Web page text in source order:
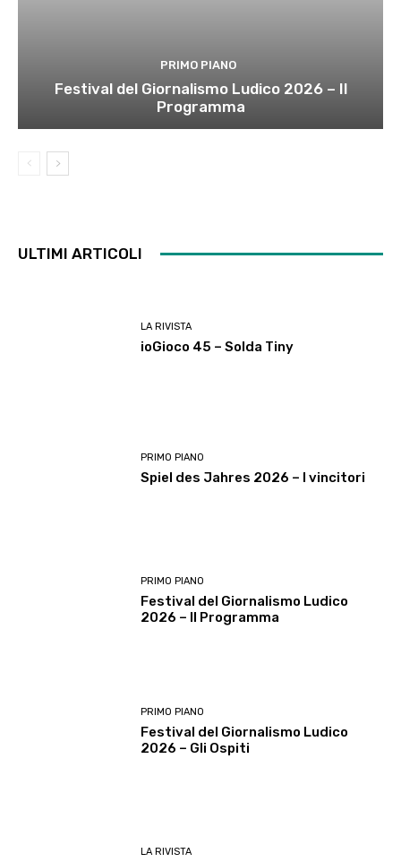
PRIMO PIANO
Festival del Giornalismo Ludico 2026 – Il
Programma
ULTIMI ARTICOLI
LA RIVISTA
ioGioco 45 – Solda Tiny
PRIMO PIANO
Spiel des Jahres 2026 – I vincitori
PRIMO PIANO
Festival del Giornalismo Ludico
2026 – Il Programma
PRIMO PIANO
Festival del Giornalismo Ludico
2026 – Gli Ospiti
LA RIVISTA